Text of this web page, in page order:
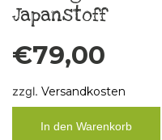
Japanstoff
€79,00
zzgl. Versandkosten
In den Warenkorb